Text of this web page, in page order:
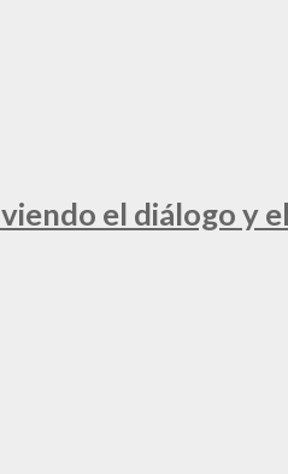
el diálogo y